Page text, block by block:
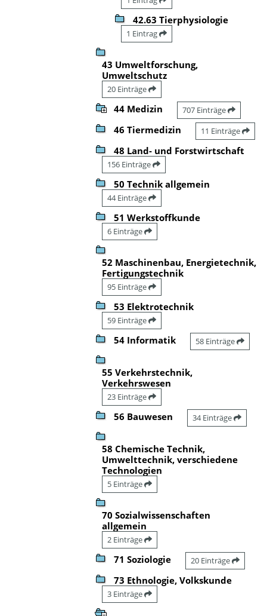
42.63 Tierphysiologie
1 Eintrag
43 Umweltforschung,
Umweltschutz
20 Einträge
44 Medizin 707 Einträge
46 Tiermedizin 11 Einträge
48 Land- und Forstwirtschaft
156 Einträge
50 Technik allgemein
44 Einträge
51 Werkstoffkunde
6 Einträge
52 Maschinenbau, Energietechnik,
Fertigungstechnik
95 Einträge
53 Elektrotechnik
59 Einträge
54 Informatik 58 Einträge
55 Verkehrstechnik,
Verkehrswesen
23 Einträge
56 Bauwesen 34 Einträge
58 Chemische Technik,
Umwelttechnik, verschiedene
Technologien
5 Einträge
70 Sozialwissenschaften
allgemein
2 Einträge
71 Soziologie 20 Einträge
73 Ethnologie, Volkskunde
3 Einträge